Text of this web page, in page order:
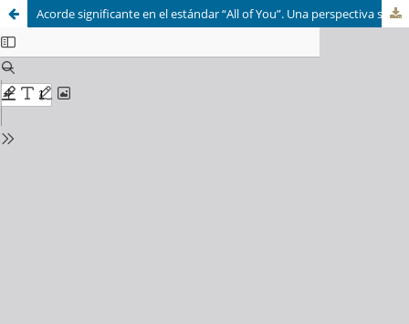
Acorde significante en el estándar “All of You”. Una perspectiva schenkeriana.